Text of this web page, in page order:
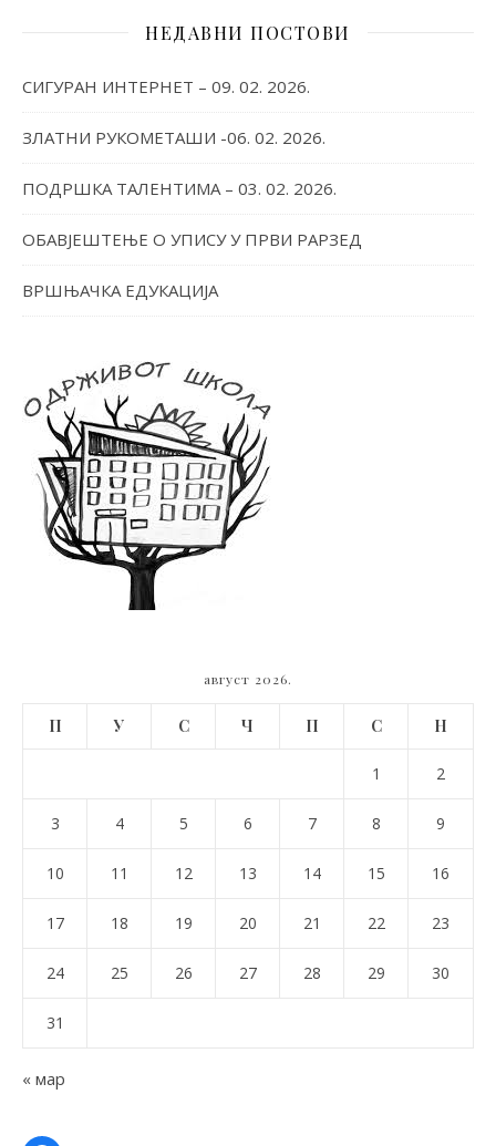
НЕДАВНИ ПОСТОВИ
СИГУРАН ИНТЕРНЕТ – 09. 02. 2026.
ЗЛАТНИ РУКОМЕТАШИ -06. 02. 2026.
ПОДРШКА ТАЛЕНТИМА – 03. 02. 2026.
ОБАВЈЕШТЕЊЕ О УПИСУ У ПРВИ РАРЗЕД
ВРШЊАЧКА ЕДУКАЦИЈА
август 2026.
П У С Ч П С Н
1 2
3 4 5 6 7 8 9
10 11 12 13 14 15 16
17 18 19 20 21 22 23
24 25 26 27 28 29 30
31
« мар